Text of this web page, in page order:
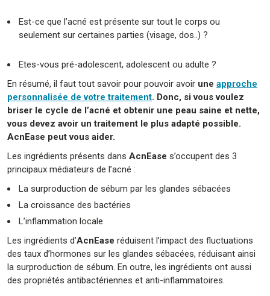
Est-ce que l’acné est présente sur tout le corps ou
seulement sur certaines parties (visage, dos..) ?
Etes-vous pré-adolescent, adolescent ou adulte ?
En résumé, il faut tout savoir pour pouvoir avoir une approche
personnalisée de votre traitement. Donc, si vous voulez
briser le cycle de l’acné et obtenir une peau saine et nette,
vous devez avoir un traitement le plus adapté possible.
AcnEase peut vous aider.
Les ingrédients présents dans AcnEase s’occupent des 3
principaux médiateurs de l’acné :
La surproduction de sébum par les glandes sébacées
La croissance des bactéries
L’inflammation locale
Les ingrédients d’AcnEase réduisent l’impact des fluctuations
des taux d’hormones sur les glandes sébacées, réduisant ainsi
la surproduction de sébum. En outre, les ingrédients ont aussi
des propriétés antibactériennes et anti-inflammatoires.